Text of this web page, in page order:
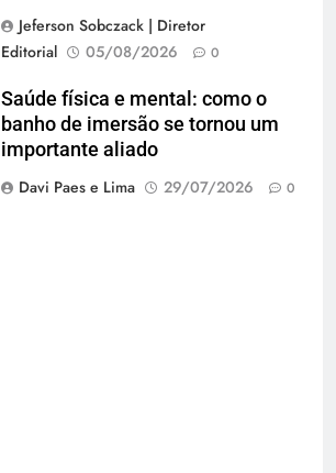
Jeferson Sobczack | Diretor
Editorial
05/08/2026 0
Saúde física e mental: como o
banho de imersão se tornou um
importante aliado
Davi Paes e Lima
29/07/2026 0